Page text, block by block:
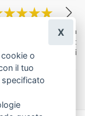
mazzo di fiori... Il fi
splendido...
fa
o
il tuo
specificato
X